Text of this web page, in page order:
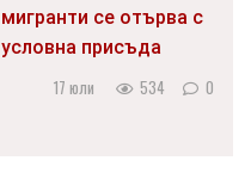
мигранти се отърва с
условна присъда
17 юли 534 0